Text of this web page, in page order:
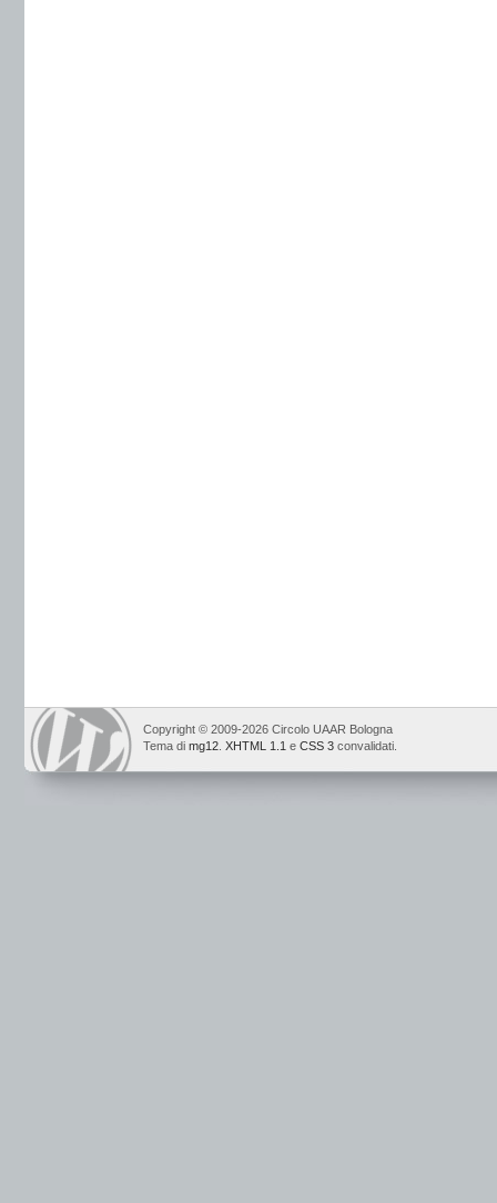
Copyright © 2009-2026 Circolo UAAR Bologna
Tema di mg12 XHTML 1.1 e CSS 3 convalidati.